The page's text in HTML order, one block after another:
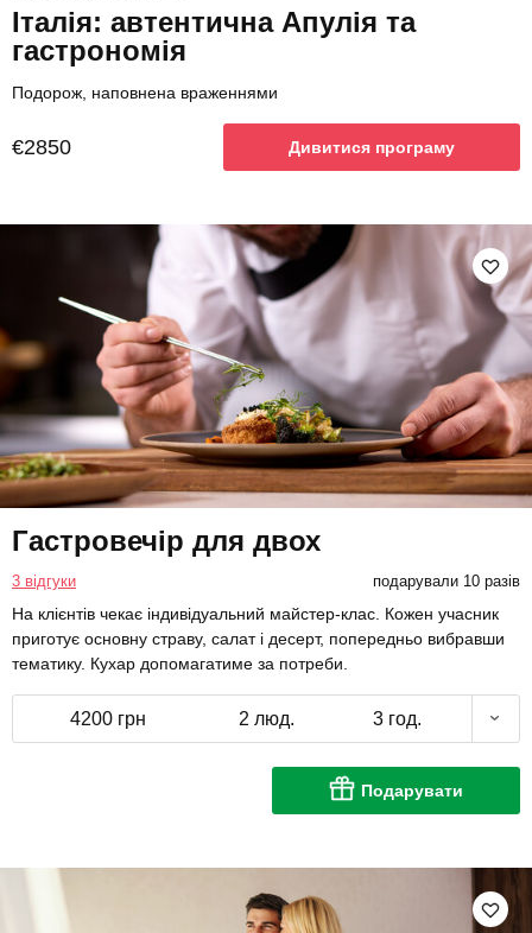
Італія: автентична Апулія та
гастрономія
Подорож, наповнена враженнями
€2850 Дивитися програму
Гастровечір для двох
3 відгуки подарували 10 разів
На клієнтів чекає індивідуальний майстер-клас. Кожен учасник
приготує основну страву, салат і десерт, попередньо вибравши
тематику. Кухар допомагатиме за потреби.
4200 грн 2 люд. 3 год.
Подарувати